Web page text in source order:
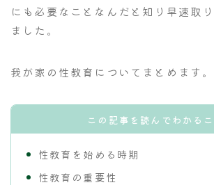
にも必要なことなんだと知り早速取
ました。
我が家の性教育についてまとめます。
この記事を読んでわかる
性教育を始める時期
性教育の重要性